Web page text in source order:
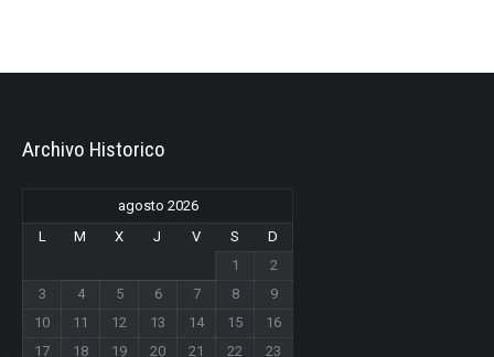
Archivo Historico
agosto 2026
L
M X J V S
D
1
2
3
4 5 6 7 8
9
10
11 12 13 14 15
16
17
18 19 20 21 22
23